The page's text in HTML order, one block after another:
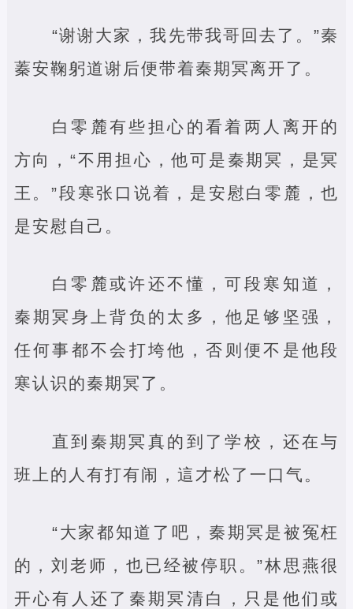
“谢谢大家，我先带我哥回去了。”秦
蓁安鞠躬道谢后便带着秦期冥离开了。
白零麓有些担心的看着两人离开的
方向，“不用担心，他可是秦期冥，是冥
王。”段寒张口说着，是安慰白零麓，也
是安慰自己。
白零麓或许还不懂，可段寒知道，
秦期冥身上背负的太多，他足够坚强，
任何事都不会打垮他，否则便不是他段
寒认识的秦期冥了。
直到秦期冥真的到了学校，还在与
班上的人有打有闹，這才松了一口气。
“大家都知道了吧，秦期冥是被冤枉
的，刘老师，也已经被停职。”林思燕很
开心有人还了秦期冥清白，只是他们或